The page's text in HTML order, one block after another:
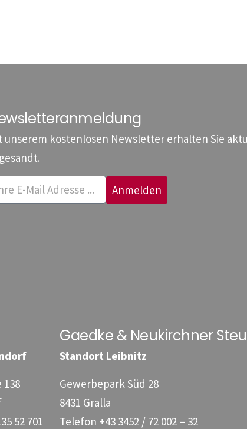
unserem kostenlosen Newsletter erhalten Sie
Anmelden
138
52 701
Gaedke & Neukirchner
Standort Leibnitz
Gewerbepark Süd 28
8431 Gralla
Telefon +43 3452 / 72 002 – 32